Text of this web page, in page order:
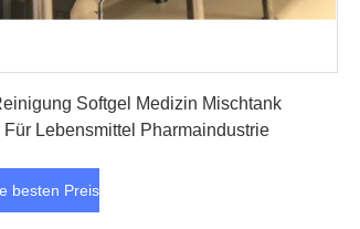
Softgel Medizin Mischtank
Für Lebensmittel Pharmaindustrie
besten Preis